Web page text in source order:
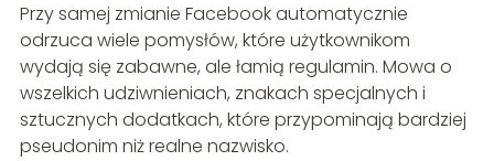
Przy samej zmianie Facebook automatycznie
odrzuca wiele pomysłów, które użytkownikom
wydają się zabawne, ale łamią regulamin. Mowa o
wszelkich udziwnieniach, znakach specjalnych i
sztucznych dodatkach, które przypominają bardziej
pseudonim niż realne nazwisko.